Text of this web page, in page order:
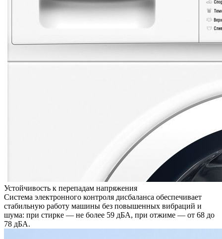
Устойчивость к перепадам напряжения
Система электронного контроля дисбаланса обеспечивает
стабильную работу машины без повышенных вибраций и
шума: при стирке — не более 59 дБА, при отжиме — от 68 до
78 дБА.